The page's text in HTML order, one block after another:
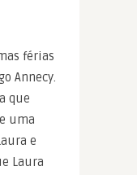
férias
Annecy.
que
uma
e
Laura